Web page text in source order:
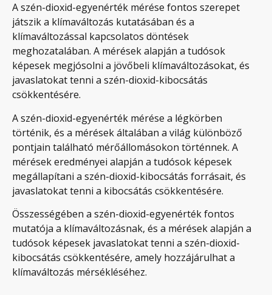
A szén-dioxid-egyenérték mérése fontos szerepet
játszik a klímaváltozás kutatásában és a
klímaváltozással kapcsolatos döntések
meghozatalában. A mérések alapján a tudósok
képesek megjósolni a jövőbeli klímaváltozásokat, és
javaslatokat tenni a szén-dioxid-kibocsátás
csökkentésére.
A szén-dioxid-egyenérték mérése a légkörben
történik, és a mérések általában a világ különböző
pontjain található mérőállomásokon történnek. A
mérések eredményei alapján a tudósok képesek
megállapítani a szén-dioxid-kibocsátás forrásait, és
javaslatokat tenni a kibocsátás csökkentésére.
Összességében a szén-dioxid-egyenérték fontos
mutatója a klímaváltozásnak, és a mérések alapján a
tudósok képesek javaslatokat tenni a szén-dioxid-
kibocsátás csökkentésére, amely hozzájárulhat a
klímaváltozás mérsékléséhez.